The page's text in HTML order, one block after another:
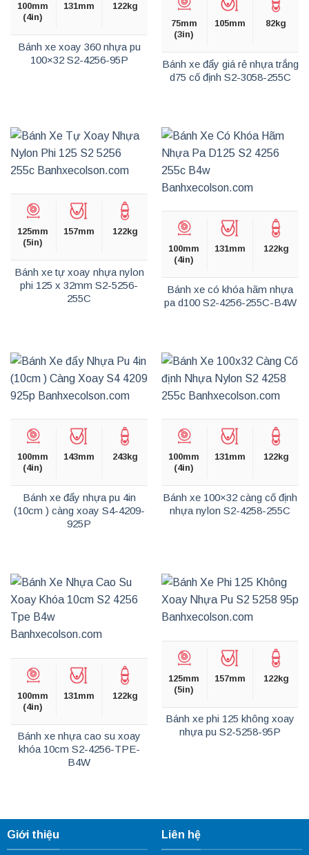
100mm
(4in)
131mm 122kg
Bánh xe xoay 360 nhựa pu
100×32 S2-4256-95P
75mm
(3in)
105mm 82kg
Bánh xe đẩy giá rẻ nhựa trắng
d75 cố định S2-3058-255C
125mm
(5in)
157mm 122kg
Bánh xe tự xoay nhựa nylon
phi 125 x 32mm S2-5256-
255C
100mm
(4in)
131mm 122kg
Bánh xe có khóa hãm nhựa
pa d100 S2-4256-255C-B4W
100mm
(4in)
143mm 243kg
Bánh xe đẩy nhựa pu 4in
(10cm ) càng xoay S4-4209-
925P
100mm
(4in)
131mm 122kg
Bánh xe 100×32 càng cố định
nhựa nylon S2-4258-255C
100mm
(4in)
131mm 122kg
Bánh xe nhựa cao su xoay
khóa 10cm S2-4256-TPE-
B4W
125mm
(5in)
157mm 122kg
Bánh xe phi 125 không xoay
nhựa pu S2-5258-95P
Giới thiệu Liên hệ